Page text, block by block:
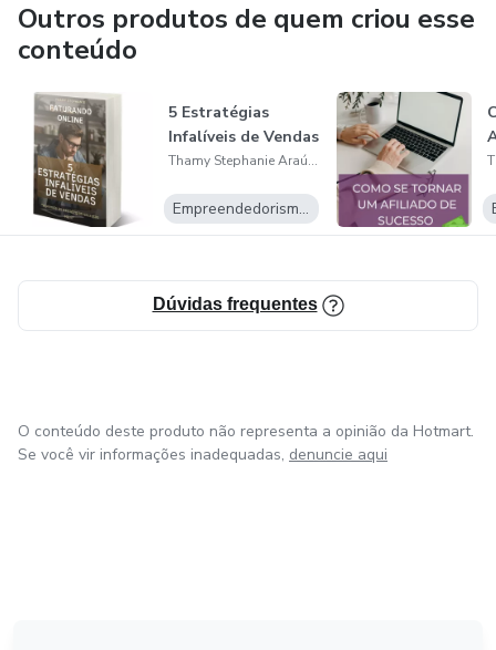
Outros produtos de quem criou esse
conteúdo
5 Estratégias
Infalíveis de Vendas
Thamy Stephanie Araújo
Empreendedorismo Digital
Dúvidas frequentes
O conteúdo deste produto não representa a opinião da Hotmart.
Se você vir informações inadequadas, denuncie aqui